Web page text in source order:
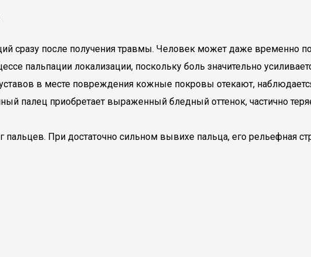
сразу после получения травмы. Человек может даже временно
пальпации локализации, поскольку боль значительно
в месте повреждения кожные покровы отекают,
палец приобретает выраженный бледный оттенок, частично
пальцев. При достаточно сильном вывихе пальца, его рельефная